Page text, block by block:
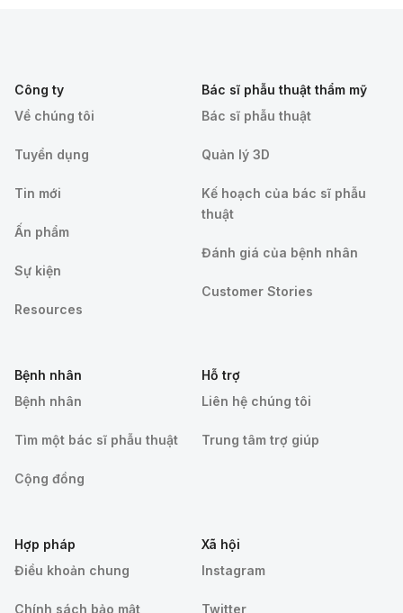
Công ty
Về chúng tôi
Tuyển dụng
Tin mới
Ấn phẩm
Sự kiện
Resources
Bác sĩ phẫu thuật thẩm mỹ
Bác sĩ phẫu thuật
Quản lý 3D
Kế hoạch của bác sĩ phẫu
thuật
Đánh giá của bệnh nhân
Customer Stories
Bệnh nhân
Bệnh nhân
Tìm một bác sĩ phẫu thuật
Cộng đồng
Hỗ trợ
Liên hệ chúng tôi
Trung tâm trợ giúp
Hợp pháp
Điều khoản chung
Chính sách bảo mật
Xã hội
Instagram
Twitter